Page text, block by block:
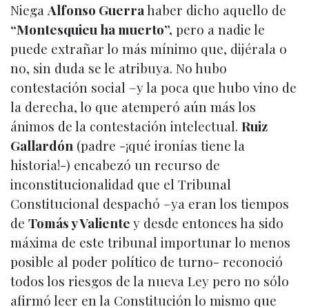
NiegaAlfonso Guerrahaber dicho aquello de
“Montesquieu ha muerto”, pero a nadie le
puede extrañar lo más mínimo que, dijérala o
no, sin duda se le atribuya. No hubo
contestación social –y la poca que hubo vino de
la derecha, lo que atemperó aún más los
ánimos de la contestación intelectual. Ruiz
Gallardón (padre -¡qué ironías tiene la
historia!-) encabezó un recurso de
inconstitucionalidad que el Tribunal
Constitucional despachó –ya eran los tiempos
de Tomás y Valientey desde entonces ha sido
máxima de este tribunal importunar lo menos
posible al poder político de turno- reconoció
todos los riesgos de la nueva Ley pero no sólo
afirmó leer en la Constitución lo mismo que